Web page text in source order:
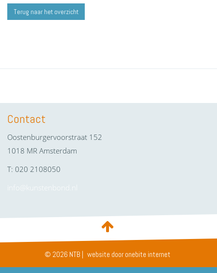
Terug naar het overzicht
Contact
Oostenburgervoorstraat 152
1018 MR Amsterdam
T: 020 2108050
info@kunstenbond.nl
© 2026 NTB | website door onebite internet